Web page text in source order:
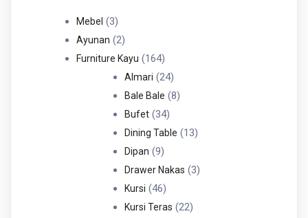
Mebel 33
Produk
Ayunan 22
Produk
Furniture Kayu 164164
Produk
Almari 2424
Produk
Bale Bale 88
Bufet 3434
Produk
Dining Table 1313
Dipan 99
Produk
Drawer Nakas 33
Kursi 4646
Produk
Kursi Teras 2222